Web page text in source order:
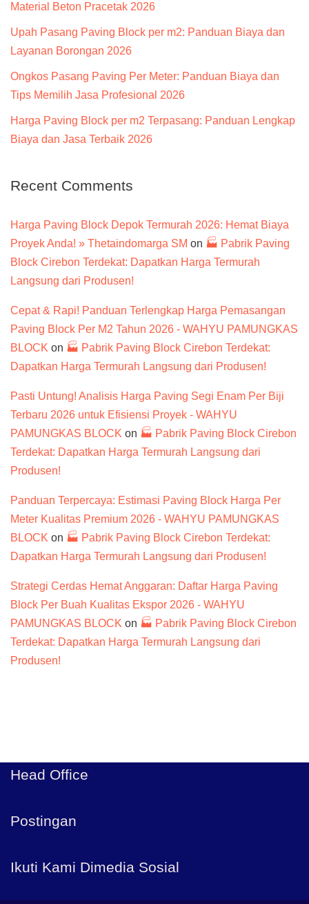
Material Beton Pracetak 2026
Upah Pasang Paving Block per m2: Panduan Biaya dan
Layanan Borongan 2026
Ongkos Pasang Paving Per Meter: Panduan Biaya dan
Tips Memilih Jasa Profesional 2026
Harga Paving Block per m2 Terpasang: Panduan Lengkap
Biaya dan Jasa Terbaik 2026
Recent Comments
Harga Paving Block Depok Termurah 2026: Hemat Biaya
Proyek Anda! » Thetaindomarga SM on 🏭 Pabrik Paving
Block Cirebon Terdekat: Dapatkan Harga Termurah
Langsung dari Produsen!
Cepat & Rapi! Panduan Terlengkap Harga Pemasangan
Paving Block Per M2 Tahun 2026 - WAHYU PAMUNGKAS
BLOCK on 🏭 Pabrik Paving Block Cirebon Terdekat:
Dapatkan Harga Termurah Langsung dari Produsen!
Pasti Untung! Analisis Harga Paving Segi Enam Per Biji
Terbaru 2026 untuk Efisiensi Proyek - WAHYU
PAMUNGKAS BLOCK on 🏭 Pabrik Paving Block Cirebon
Terdekat: Dapatkan Harga Termurah Langsung dari
Produsen!
Panduan Terpercaya: Estimasi Paving Block Harga Per
Meter Kualitas Premium 2026 - WAHYU PAMUNGKAS
BLOCK on 🏭 Pabrik Paving Block Cirebon Terdekat:
Dapatkan Harga Termurah Langsung dari Produsen!
Strategi Cerdas Hemat Anggaran: Daftar Harga Paving
Block Per Buah Kualitas Ekspor 2026 - WAHYU
PAMUNGKAS BLOCK on 🏭 Pabrik Paving Block Cirebon
Terdekat: Dapatkan Harga Termurah Langsung dari
Produsen!
Head Office
Postingan
Ikuti Kami Dimedia Sosial